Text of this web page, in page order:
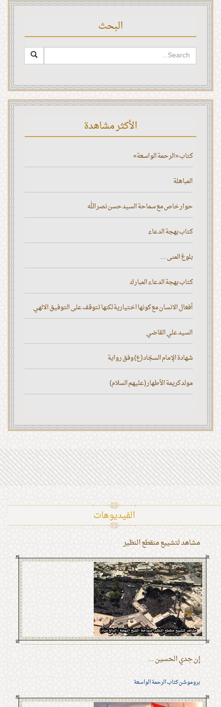
البحث
الأكثر مشاهدة
كتاب «الرحمة الواسعة»
المباهلة
حوار خاص مع سماحة السيد حسن نصر الله
كتاب بهجة الدعاء
بلوغ المنى ...
كتاب بهجة الدعاء المبارك
أفعال الانسان مع كونها اختيارية لكنها تتوقف على التوفيق الالهي
السيد علي القاضي
شهادة الإمام السجّاد (ع) وفق رواية
مولد كريمة الأطهار (عليهم السلام)
الفیدیوهات
مشاهد لتشييع منقطع النظير
إن جدي الحسين ...
بروموشن كتاب الرحمة الواسعة